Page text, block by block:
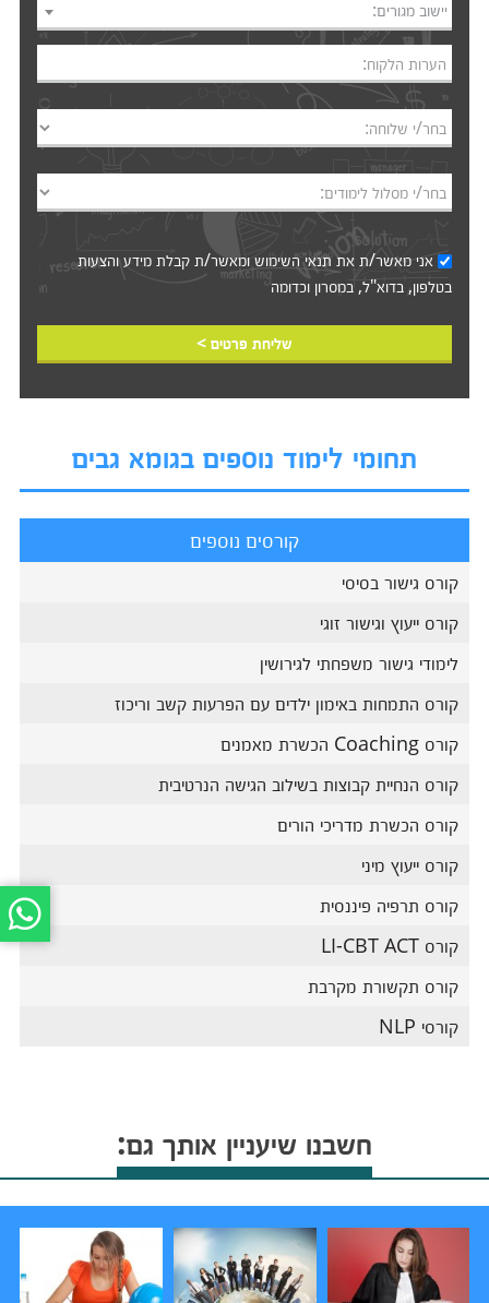
יישוב מגורים:
הערות הלקוח:
בחר/י שלוחה:
בחר/י מסלול לימודים:
אני מאשר/ת אתתנאי השימושומאשר/ת קבלת מידע והצעות
בטלפון, בדוא"ל, במסרון וכדומה‎‎
שליחת פרטים >
תחומי לימוד נוספים בגומא גבים
קורסים נוספים
קורס גישור בסיסי
קורס ייעוץ וגישור זוגי
לימודי גישור משפחתי לגירושין
קורס התמחות באימון ילדים עם הפרעות קשב וריכוז
קורס Coaching הכשרת מאמנים
קורס הנחיית קבוצות בשילוב הגישה הנרטיבית
קורס הכשרת מדריכי הורים
קורס ייעוץ מיני
קורס תרפיה פיננסית
קורס LI-CBT ACT
קורס תקשורת מקרבת
קורסי NLP
חשבנו שיעניין אותך גם: